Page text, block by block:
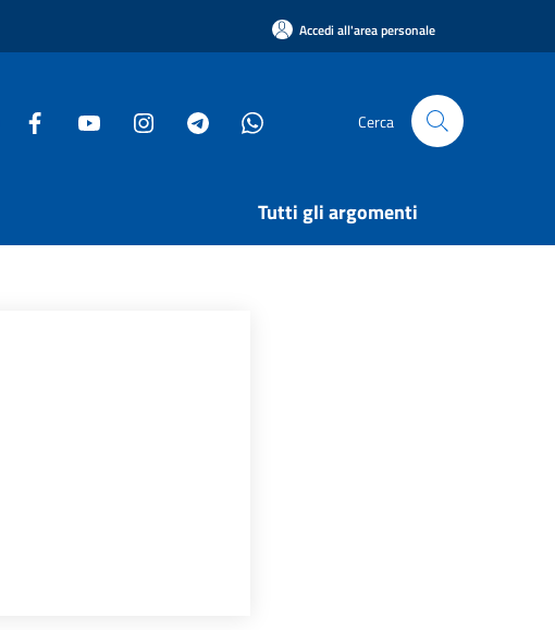
Accedi all'area personale
Cerca
Tutti gli argomenti